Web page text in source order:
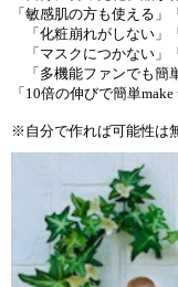
「敏感肌の方も使える」
「化粧崩れがしない」
「マスクにつかない」
「多機能ファンでも簡
「10倍の伸びで簡単
※自分で作れば可能性は